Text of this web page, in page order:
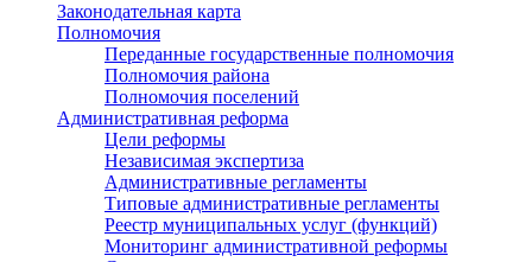
Законодательная карта
Полномочия
Переданные государственные полномочия
Полномочия района
Полномочия поселений
Административная реформа
Цели реформы
Независимая экспертиза
Административные регламенты
Типовые административные регламенты
Реестр муниципальных услуг (функций)
Мониторинг административной реформы